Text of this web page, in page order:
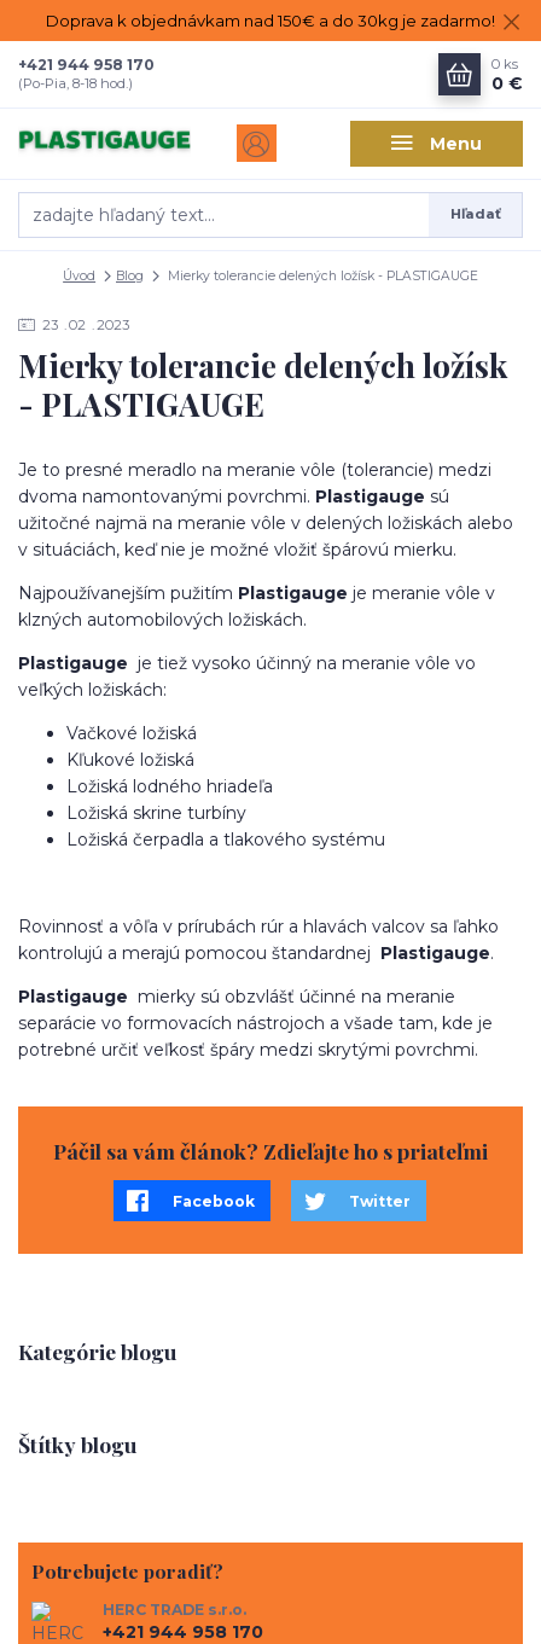
Doprava k objednávkam nad 150€ a do 30kg je zadarmo!
Menu
Hľadať
+421 944 958 170
(Po-Pia, 8-18 hod.)
0 ks
0 €
Úvod Blog Mierky tolerancie delených ložísk - PLASTIGAUGE
Kategórie blogu
Štítky blogu
Potrebujete poradiť?
HERC TRADE s.r.o.
+421 944 958 170
23 02 2023
Mierky tolerancie delených ložísk
- PLASTIGAUGE
Je to presné meradlo na meranie vôle (tolerancie) medzi
dvoma namontovanými povrchmi. Plastigauge sú
užitočné najmä na meranie vôle v delených ložiskách alebo
v situáciách, keď nie je možné vložiť špárovú mierku.
Najpoužívanejším pužitím Plastigauge je meranie vôle v
klzných automobilových ložiskách.
Plastigauge je tiež vysoko účinný na meranie vôle vo
veľkých ložiskách:
Vačkové ložiská
Kľukové ložiská
Ložiská lodného hriadeľa
Ložiská skrine turbíny
Ložiská čerpadla a tlakového systému
Rovinnosť a vôľa v prírubách rúr a hlavách valcov sa ľahko
kontrolujú a merajú pomocou štandardnej Plastigauge.
Plastigauge mierky sú obzvlášť účinné na meranie
separácie vo formovacích nástrojoch a všade tam, kde je
potrebné určiť veľkosť špáry medzi skrytými povrchmi.
Páčil sa vám článok? Zdieľajte ho s priateľmi
Facebook Twitter